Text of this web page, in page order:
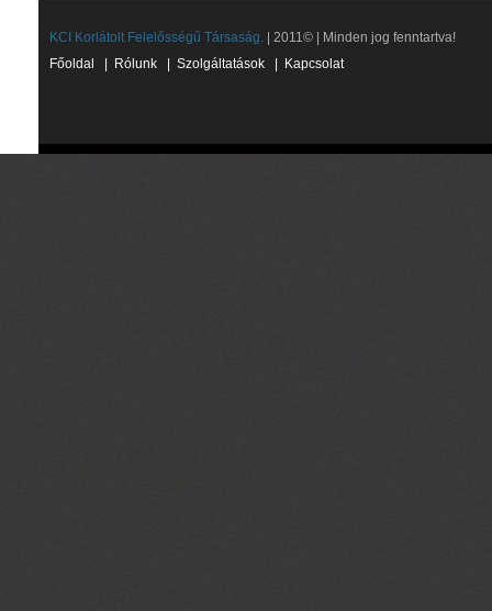
KCI Korlátolt Felelősségű Társaság. | 2011© | Minden jog fenntartva!
Főoldal
Rólunk Szolgáltatások Kapcsolat